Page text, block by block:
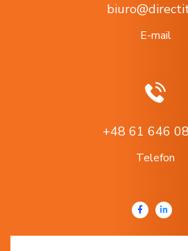
E-mail
+48 61 646
Telefon